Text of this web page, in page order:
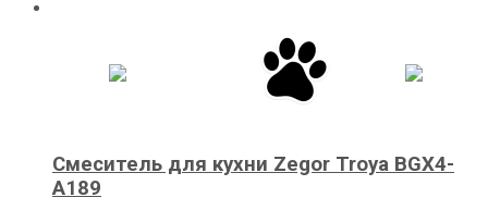
Смеситель для кухни Zegor Troya BGX4-
A189